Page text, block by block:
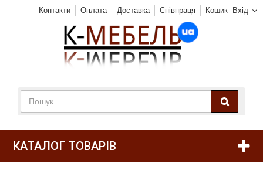
Вхід
Контакти Оплата Доставка Співпраця Кошик
КАТАЛОГ ТОВАРІВ